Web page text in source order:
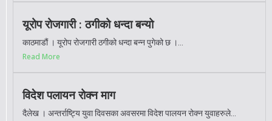
यूरोप रोजगारी : ठगीको धन्दा बन्यो
काठमाडौं । यूरोप रोजगारी ठगीको धन्दा बन्न पुगेको छ ।...
Read More
विदेश पलायन रोक्न माग
दैलेख । अन्तर्राष्ट्यि युवा दिवसका अवसरमा विदेश पालयन रोक्न युवाहरुले...